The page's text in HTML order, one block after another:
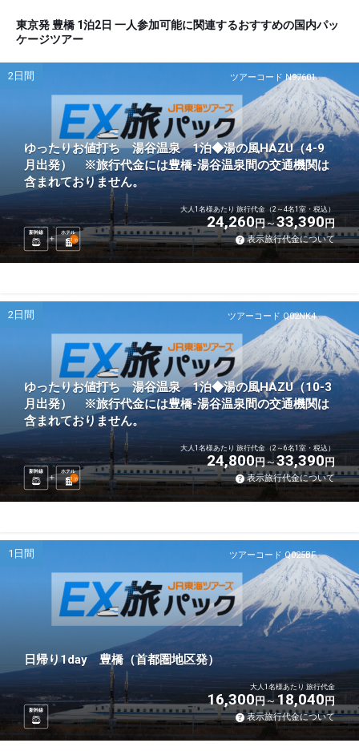
東京発 豊橋 1泊2日 一人参加可能に関連するおすすめの国内パッ
ケージツアー
ツアーコード N97601
2日間
ゆったりお値打ち 湯谷温泉 1泊◆湯の風HAZU（4-9
月出発） ※旅行代金には豊橋-湯谷温泉間の交通機関は
含まれておりません。
新幹線
ホテル
1 泊
大人1名様あたり 旅行代金（2～4名1室・税込）
24,260円 33,390円
表示旅行代金について
ツアーコード Q02NK4
2日間
ゆったりお値打ち 湯谷温泉 1泊◆湯の風HAZU（10-3
月出発） ※旅行代金には豊橋-湯谷温泉間の交通機関は
含まれておりません。
新幹線
ホテル
1 泊
大人1名様あたり 旅行代金（2～6名1室・税込）
24,800円 33,390円
表示旅行代金について
ツアーコード Q025BF
1日間
日帰り1day 豊橋（首都圏地区発）
新幹線
大人1名様あたり 旅行代金
16,300円 18,040円
表示旅行代金について